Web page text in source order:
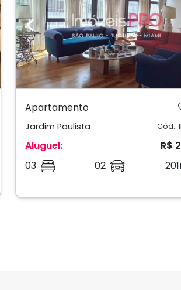
Previous
Apartamento
Jardim Paulista Cód.:
Aluguel:
R$
03
02